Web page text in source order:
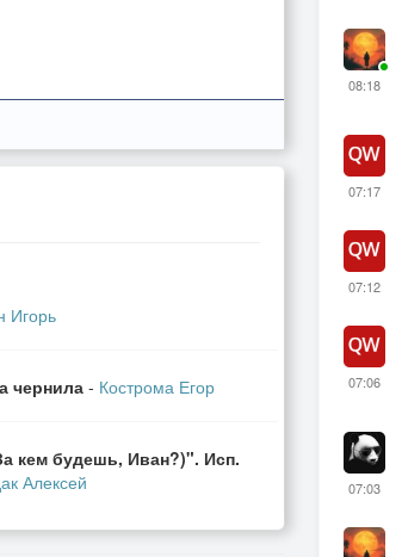
Игорь
чернила- Кострома Егор
кем будешь, Иван?)". Исп.
Алексей
08:18
07:17
07:12
07:06
07:03